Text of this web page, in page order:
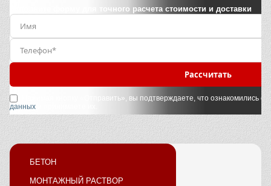
Заполните форму для точного расчета стоимости и доставки
Рассчитать
Нажимая кнопку «Отправить», вы подтверждаете, что ознакомились с
данных
БЕТОН
МОНТАЖНЫЙ РАСТВОР